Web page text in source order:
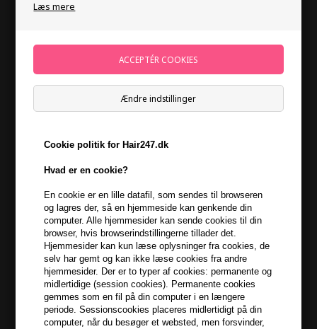
Læs mere
Ændre indstillinger
Cookie politik for Hair247.dk
Hvad er en cookie?
En cookie er en lille datafil, som sendes til browseren
og lagres der, så en hjemmeside kan genkende din
computer. Alle hjemmesider kan sende cookies til din
browser, hvis browserindstillingerne tillader det.
Hjemmesider kan kun læse oplysninger fra cookies, de
selv har gemt og kan ikke læse cookies fra andre
hjemmesider. Der er to typer af cookies: permanente og
midlertidige (session cookies). Permanente cookies
gemmes som en fil på din computer i en længere
periode. Sessionscookies placeres midlertidigt på din
computer, når du besøger et websted, men forsvinder,
Kevin Murphy Doo Over 250ml
238,00DKK
På lager - Leveringstid 1-2 dage
Du får 12 DKK til dit næste køb når du køber denne vare -
min konto
399,10 DKK FRA GRATIS FRAGT 399.1 DKK
Beskrivelse Anmeldelser Fabrikant